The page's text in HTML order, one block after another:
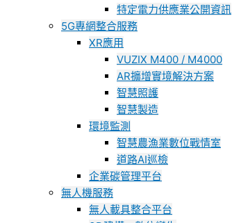
特定電力供應業公開資訊
5G專網整合服務
XR應用
VUZIX M400 / M4000
AR擴增實境解決方案
智慧照護
智慧製造
環境監測
智慧農漁業數位戰情室
道路AI巡檢
企業碳管理平台
無人機服務
無人載具整合平台